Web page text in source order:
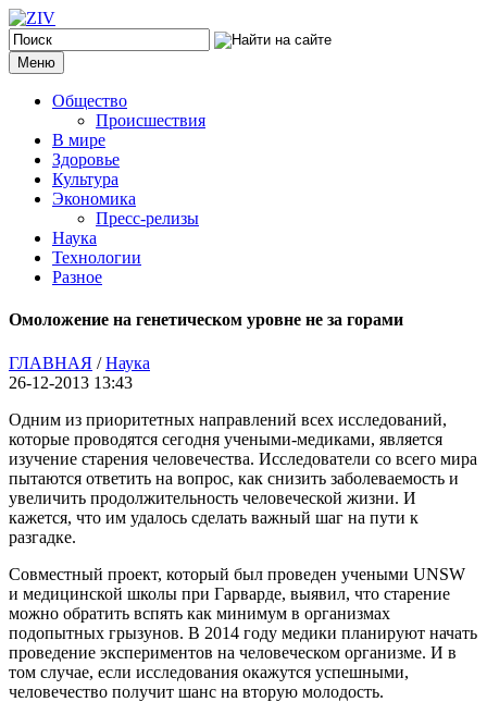
Меню
Общество
Происшествия
В мире
Здоровье
Культура
Экономика
Пресс-релизы
Наука
Технологии
Разное
Омоложение на генетическом уровне не за горами
ГЛАВНАЯ /Наука
26-12-2013 13:43
Одним из приоритетных направлений всех исследований,
которые проводятся сегодня учеными-медиками, является
изучение старения человечества. Исследователи со всего мира
пытаются ответить на вопрос, как снизить заболеваемость и
увеличить продолжительность человеческой жизни. И
кажется, что им удалось сделать важный шаг на пути к
разгадке.
Совместный проект, который был проведен учеными UNSW
и медицинской школы при Гарварде, выявил, что старение
можно обратить вспять как минимум в организмах
подопытных грызунов. В 2014 году медики планируют начать
проведение экспериментов на человеческом организме. И в
том случае, если исследования окажутся успешными,
человечество получит шанс на вторую молодость.